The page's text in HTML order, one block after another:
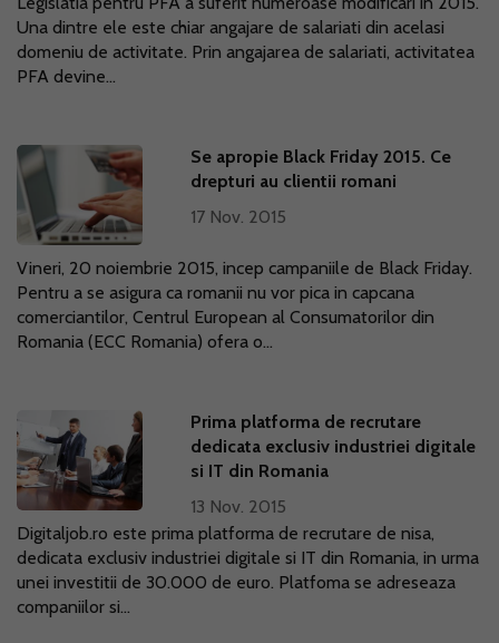
Una dintre ele este chiar angajare de salariati din acelasi
domeniu de activitate. Prin angajarea de salariati, activitatea
PFA devine...
Se apropie Black Friday 2015. Ce
drepturi au clientii romani
17 Nov. 2015
Vineri, 20 noiembrie 2015, incep campaniile de Black Friday.
Pentru a se asigura ca romanii nu vor pica in capcana
comerciantilor, Centrul European al Consumatorilor din
Romania (ECC Romania) ofera o...
Prima platforma de recrutare
dedicata exclusiv industriei digitale
si IT din Romania
13 Nov. 2015
Digitaljob.ro este prima platforma de recrutare de nisa,
dedicata exclusiv industriei digitale si IT din Romania, in urma
unei investitii de 30.000 de euro. Platfoma se adreseaza
companiilor si...